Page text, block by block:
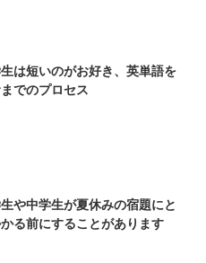
は短いのがお好き、英単語を
でのプロセス
や中学生が夏休みの宿題にと
かる前にすることがあります